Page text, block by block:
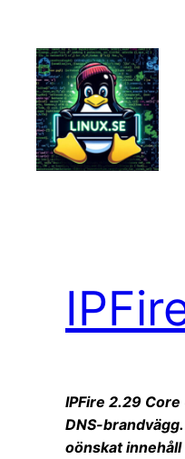
innehåll
IPFire 2.29
DNS-
oönskat